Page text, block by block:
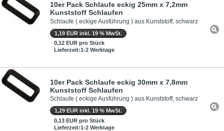
10er Pack Schlaufe eckig 25mm x 7,2mm
Kunststoff Schlaufen
Schlaufe ( eckige Ausführung ) aus Kunststoff, schwarz
1,19 EUR inkl. 19 % MwSt.
0,12 EUR pro Stück
Lieferzeit:1-2 Werktage
10er Pack Schlaufe eckig 30mm x 7,8mm
Kunststoff Schlaufen
Schlaufe ( eckige Ausführung ) aus Kunststoff, schwarz
1,29 EUR inkl. 19 % MwSt.
0,13 EUR pro Stück
Lieferzeit:1-2 Werktage